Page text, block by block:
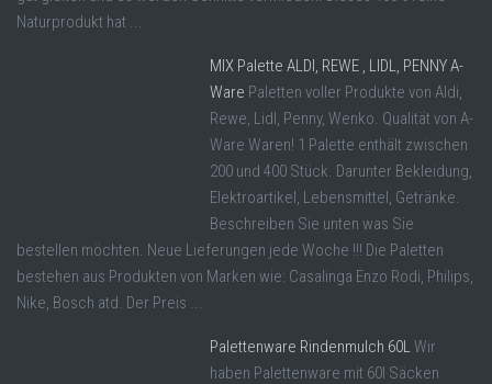
Naturprodukt hat ...
MIX Palette ALDI, REWE , LIDL, PENNY A-
Ware Paletten voller Produkte von Aldi,
Rewe, Lidl, Penny, Wenko. Qualität von A-
Ware Waren! 1 Palette enthält zwischen
200 und 400 Stück. Darunter Bekleidung,
Elektroartikel, Lebensmittel, Getränke.
Beschreiben Sie unten was Sie
bestellen möchten. Neue Lieferungen jede Woche !!! Die Paletten
bestehen aus Produkten von Marken wie: Casalinga Enzo Rodi, Philips,
Nike, Bosch atd. Der Preis ...
Palettenware Rindenmulch 60LWir
haben Palettenware mit 60l Säcken